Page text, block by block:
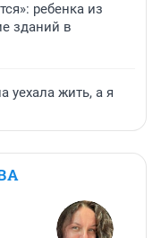
ребенка из
зданий в
уехала жить, а я